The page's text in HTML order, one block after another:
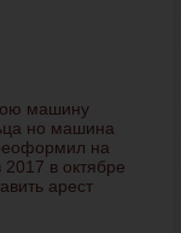
машину
но машина
на
в октябре
арест